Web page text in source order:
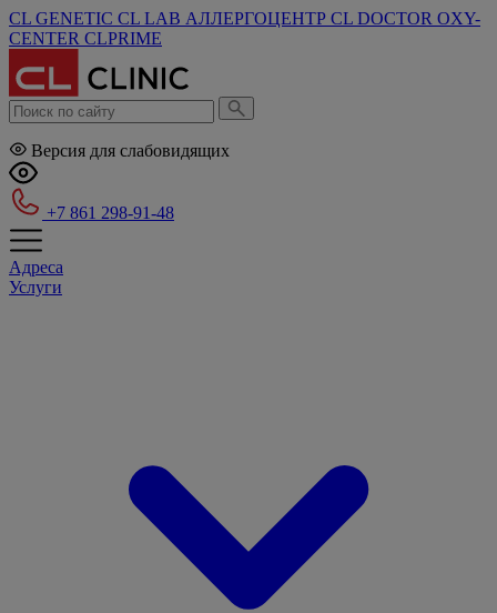
CL GENETIC CL LAB АЛЛЕРГОЦЕНТР CL DOCTOR OXY-
CENTER CLPRIME
Версия для слабовидящих
+7 861 298-91-48
Адреса
Услуги